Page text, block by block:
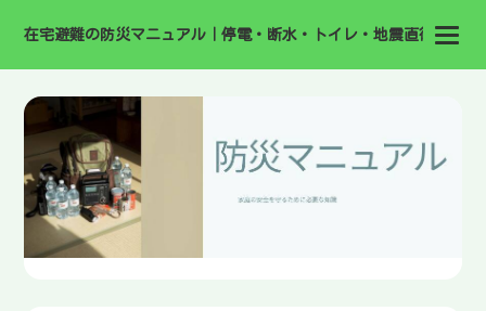
在宅避難の防災マニュアル｜停電・断水・トイレ・地震直後の備え